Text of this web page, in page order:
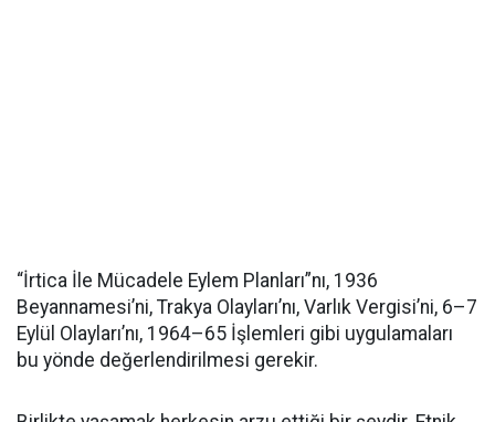
“İrtica İle Mücadele Eylem Planları”nı, 1936
Beyannamesi’ni, Trakya Olayları’nı, Varlık Vergisi’ni, 6–7
Eylül Olayları’nı, 1964–65 İşlemleri gibi uygulamaları
bu yönde değerlendirilmesi gerekir.